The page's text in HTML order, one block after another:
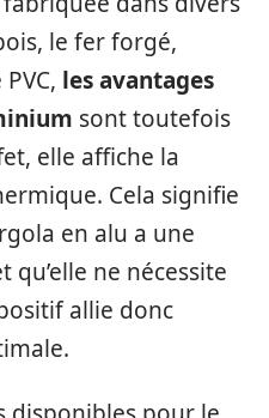
le fer forgé,
les avantages
sont toutefois
elle affiche la
Cela signifie
en alu a une
ne nécessite
allie donc